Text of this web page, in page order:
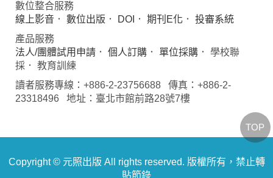
數位整合服務
線上影音 ． 數位出版 ． DOI ． 期刊E化 ． 投審系統
產品服務
法人/團體試用申請 ． 個人訂購 ． 單位採購 ． 學校聯
採． 教育訓練
讀者服務專線：+886-2-23756688 傳真：+886-2-
23318496 地址：臺北市館前路28號7樓
Copyright © 元照出版 All rights reserved. 版權所有，禁止轉
貼節錄
TOP